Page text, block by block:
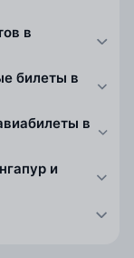
в
билеты в
в
и